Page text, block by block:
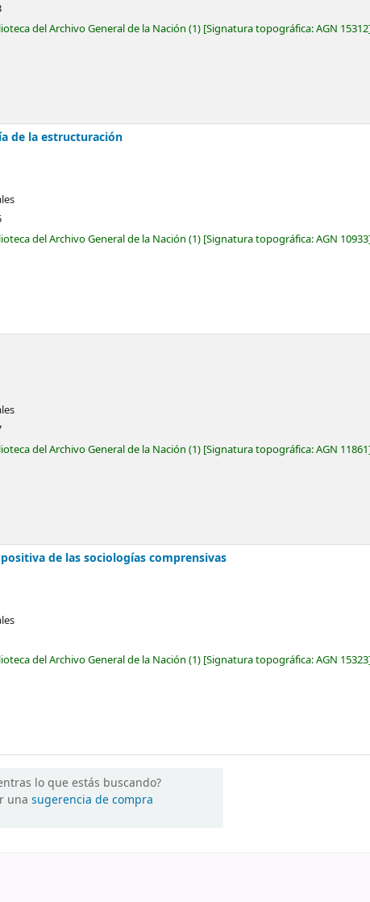
del Archivo General de la Nación (1) Signatura topográfica:AGN 15312
de la estructuración
del Archivo General de la Nación (1) Signatura topográfica:AGN 10933
del Archivo General de la Nación (1) Signatura topográfica:AGN 11861
de las sociologías comprensivas
del Archivo General de la Nación (1) Signatura topográfica:AGN 15323
lo que estás buscando?
unasugerencia de compra